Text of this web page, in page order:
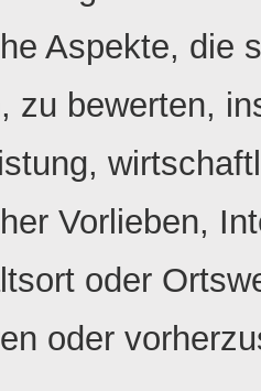
Aspekte, die
zu bewerten,
Vorlieben,
oder
oder